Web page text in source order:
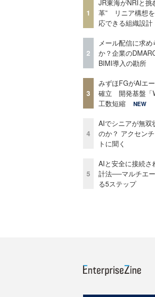
1
JR東海がNRIと挑
革” リニア構想
応できる組織設計
2
メール配信に求
か？企業の
BIMI導入の勘所
3
みずほFGがAIエ
確立 開発基盤「
工数短縮
NEW
4
AIでシニアが無双
のか？ アクセン
トに聞く
5
AIと安全に接続さ
計法──マルチエ
る5ステップ